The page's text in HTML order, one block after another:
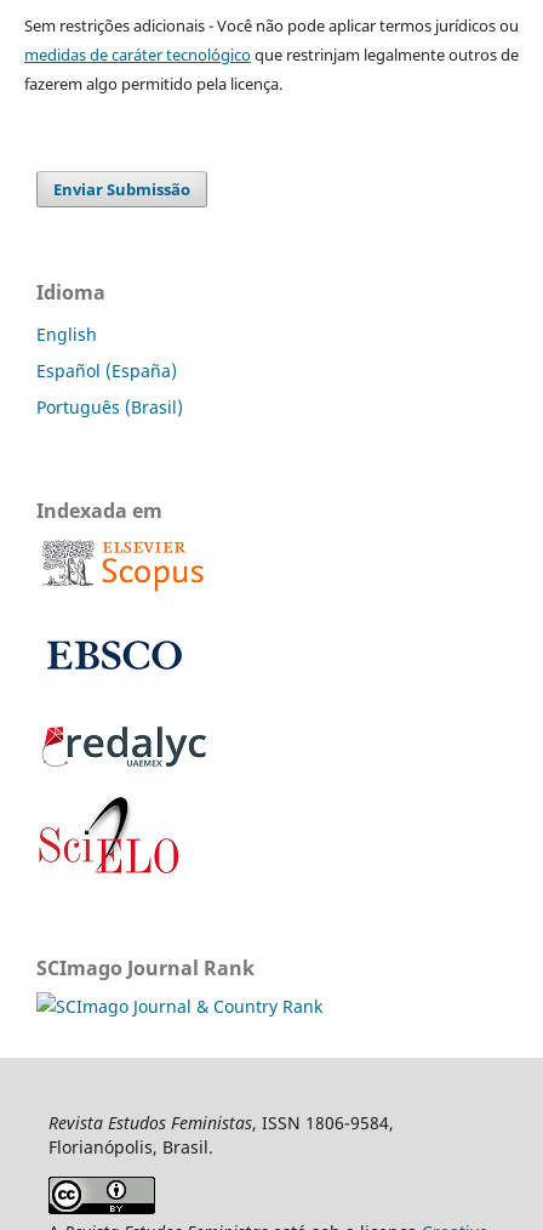
Sem restrições adicionais - Você não pode aplicar termos jurídicos ou
medidas de caráter tecnológicoque restrinjam legalmente outros de
fazerem algo permitido pela licença.
Enviar Submissão
Idioma
English
Español (España)
Português (Brasil)
Indexada em
SCImago Journal Rank
Revista Estudos Feministas, ISSN 1806-9584,
Florianópolis, Brasil.